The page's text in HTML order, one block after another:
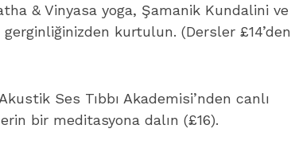
& Vinyasa yoga, Şamanik Kundalini ve
kurtulun. (Dersler £14’den
Akustik Ses Tıbbı Akademisi’nden canlı
bir meditasyona dalın (£16).